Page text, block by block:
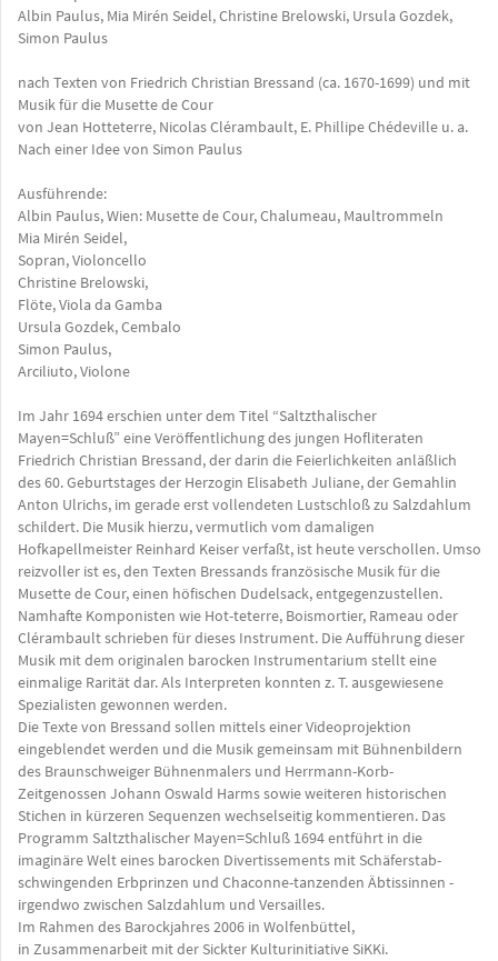
Albin Paulus, Mia Mirén Seidel, Christine Brelowski, Ursula Gozdek,
Simon Paulus
nach Texten von Friedrich Christian Bressand (ca. 1670-1699) und mit
Musik für die Musette de Cour
von Jean Hotteterre, Nicolas Clérambault, E. Phillipe Chédeville u. a.
Nach einer Idee von Simon Paulus
Ausführende:
Albin Paulus, Wien: Musette de Cour, Chalumeau, Maultrommeln
Mia Mirén Seidel,
Sopran, Violoncello
Christine Brelowski,
Flöte, Viola da Gamba
Ursula Gozdek, Cembalo
Simon Paulus,
Arciliuto, Violone
Im Jahr 1694 erschien unter dem Titel “Saltzthalischer
Mayen=Schluß” eine Veröffentlichung des jungen Hofliteraten
Friedrich Christian Bressand, der darin die Feierlichkeiten anläßlich
des 60. Geburtstages der Herzogin Elisabeth Juliane, der Gemahlin
Anton Ulrichs, im gerade erst vollendeten Lustschloß zu Salzdahlum
schildert. Die Musik hierzu, vermutlich vom damaligen
Hofkapellmeister Reinhard Keiser verfaßt, ist heute verschollen. Umso
reizvoller ist es, den Texten Bressands französische Musik für die
Musette de Cour, einen höfischen Dudelsack, entgegenzustellen.
Namhafte Komponisten wie Hot-teterre, Boismortier, Rameau oder
Clérambault schrieben für dieses Instrument. Die Aufführung dieser
Musik mit dem originalen barocken Instrumentarium stellt eine
einmalige Rarität dar. Als Interpreten konnten z. T. ausgewiesene
Spezialisten gewonnen werden.
Die Texte von Bressand sollen mittels einer Videoprojektion
eingeblendet werden und die Musik gemeinsam mit Bühnenbildern
des Braunschweiger Bühnenmalers und Herrmann-Korb-
Zeitgenossen Johann Oswald Harms sowie weiteren historischen
Stichen in kürzeren Sequenzen wechselseitig kommentieren. Das
Programm Saltzthalischer Mayen=Schluß 1694 entführt in die
imaginäre Welt eines barocken Divertissements mit Schäferstab-
schwingenden Erbprinzen und Chaconne-tanzenden Äbtissinnen -
irgendwo zwischen Salzdahlum und Versailles.
Im Rahmen des Barockjahres 2006 in Wolfenbüttel,
in Zusammenarbeit mit der Sickter Kulturinitiative SiKKi.